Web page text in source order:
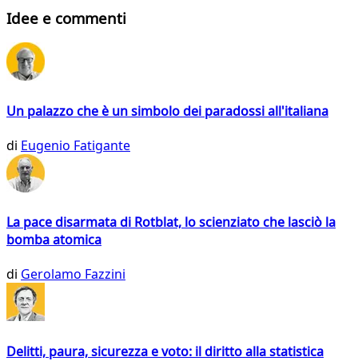
Idee e commenti
Un palazzo che è un simbolo dei paradossi all'italiana
di Eugenio Fatigante
La pace disarmata di Rotblat, lo scienziato che lasciò la
bomba atomica
di Gerolamo Fazzini
Delitti, paura, sicurezza e voto: il diritto alla statistica